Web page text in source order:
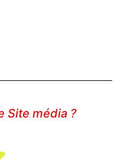
Site média ?